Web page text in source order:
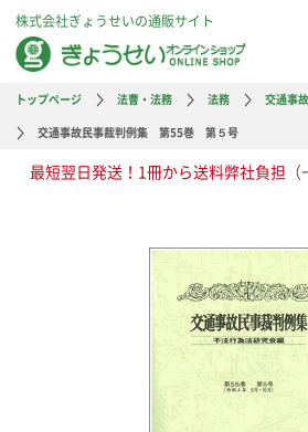
株式会社ぎょうせいの通販サイト
トップページ 法曹・法務 法務
交通事
交通事故民事裁判例集 第55巻 第５号
最短翌日発送！1冊から送料弊社負担